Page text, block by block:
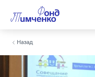
Назад